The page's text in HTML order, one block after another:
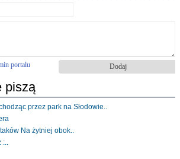
portalu
piszą
przez park na Słodowie..
Na żytniej obok..
:..